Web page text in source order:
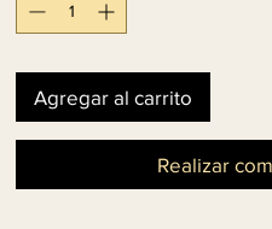
Agregar al carrito
Realizar